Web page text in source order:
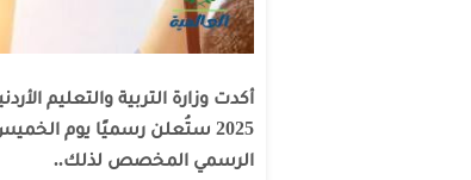
أكدت وزارة التربية والتعليم
الرسمي المخصص لذلك..